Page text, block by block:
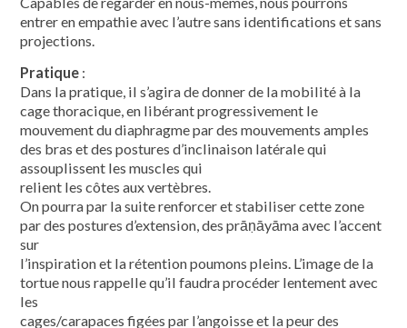
entrer en empathie avec l’autre sans identifications et sans
projections.
Pratique :
Dans la pratique, il s’agira de donner de la mobilité à la
cage thoracique, en libérant progressivement le
mouvement du diaphragme par des mouvements amples
des bras et des postures d’inclinaison latérale qui
assouplissent les muscles qui
relient les côtes aux vertèbres.
On pourra par la suite renforcer et stabiliser cette zone
par des postures d’extension, des prāṇāyāma avec l’accent
sur
l’inspiration et la rétention poumons pleins. L’image de la
tortue nous rappelle qu’il faudra procéder lentement avec
les
cages/carapaces figées par l’angoisse et la peur des